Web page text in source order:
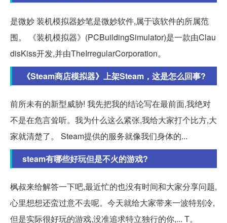
是微妙 装机模拟器妙笔是微妙软件,属于该软件的所属范
围。 《装机模拟器》(PCBuildingSimulator)是一款由Clau
disKiss开发,并由TheIrregularCorporation。
《Steam商店模拟器》上架Steam，这是怎么回事?
前所未有的新型威胁! 我先把我的结论写在最前面,我绝对
不是在危言耸听。我为什么这么紧张,我给大家打个比方,大
家就清楚了。 Steam提供的服务就像我们身体的...
steam有哪些好玩但是不火的游戏?
枫叔来给解答一下吧,最近忙的也没有时间和大家分享问题,
心里想想还蛮过意不去呢。今天就给大家带来一波特别冷,
但是实际很好玩的游戏,没准追求特立独行的你,... T。